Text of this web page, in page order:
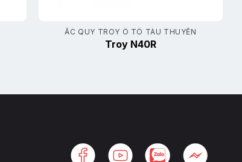
ẮC QUY TROY Ô TÔ TÀU THUYỀN
Troy N40R